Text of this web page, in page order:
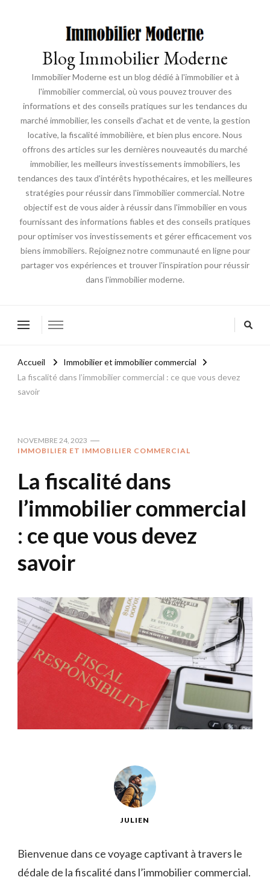
Blog Immobilier Moderne
Immobilier Moderne est un blog dédié à l'immobilier et à
l'immobilier commercial, où vous pouvez trouver des
informations et des conseils pratiques sur les tendances du
marché immobilier, les conseils d'achat et de vente, la gestion
locative, la fiscalité immobilière, et bien plus encore. Nous
offrons des articles sur les dernières nouveautés du marché
immobilier, les meilleurs investissements immobiliers, les
tendances des taux d'intérêts hypothécaires, et les meilleures
stratégies pour réussir dans l'immobilier commercial. Notre
objectif est de vous aider à réussir dans l'immobilier en vous
fournissant des informations fiables et des conseils pratiques
pour optimiser vos investissements et gérer efficacement vos
biens immobiliers. Rejoignez notre communauté en ligne pour
partager vos expériences et trouver l'inspiration pour réussir
dans l'immobilier moderne.
Accueil
Immobilier et immobilier commercial
La fiscalité dans l’immobilier commercial : ce que vous devez
savoir
NOVEMBRE 24, 2023
IMMOBILIER ET IMMOBILIER COMMERCIAL
La fiscalité dans
l’immobilier commercial
: ce que vous devez
savoir
JULIEN
Bienvenue dans ce voyage captivant ⁣à travers le
dédale de la ‌fiscalité dans l’immobilier commercial.